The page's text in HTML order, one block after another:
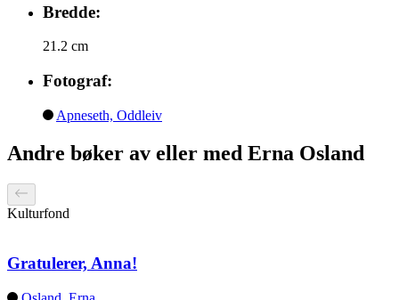
Bredde:
21.2 cm
Fotograf:
Apneseth, Oddleiv
Andre bøker av eller med Erna Osland
Kulturfond
Gratulerer, Anna!